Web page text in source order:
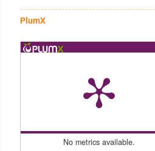
Discute opções de anticoncepção
na peri menopausa e as
e Processos Oncológicos do
em diagnóstico e tratamento;
Cirurgias Ginecológicas e da
benignas e malignas da mama,
9) Aspetos Psicossociais da
Ginecológico e da Mama e Rede
PlumX
No metrics available.